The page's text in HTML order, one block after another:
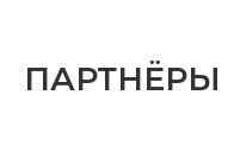
ПАРТНЁРЫ